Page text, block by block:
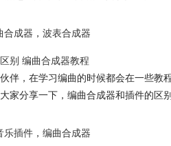
合成器 ， 波表合成器
别 编曲合成器教程
伴，在学习编曲的时候都会在一些教
家分享一下，编曲合成器和插件的区
乐插件 ， 编曲合成器